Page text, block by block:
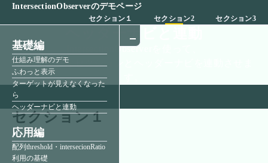
IntersectionObserverのデモページ
セクション１ セクション2 セクション3
基礎編
仕組み理解のデモ
ふわっと表示
ターゲットが見えなくなった
ら
ヘッダーナビと連動
応用編
配列threshold・intersecionRatio
利用の基礎
IntersectionObserverを使って、
アクティブなセクションとヘッダーナビを連動させま
セクション１